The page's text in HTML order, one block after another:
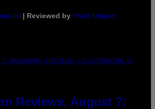
| Reviewed by Ysolt Usigan
MAN/WOMAN/CHAINSAW (ILLUSTRATION BY
Reviews, August 7: